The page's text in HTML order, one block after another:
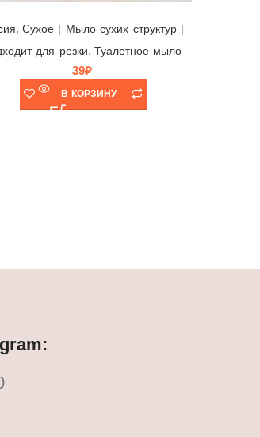
, Cухое | Мыло сухих структур |
для резки, Туалетное мыло
39₽
В КОРЗИНУ